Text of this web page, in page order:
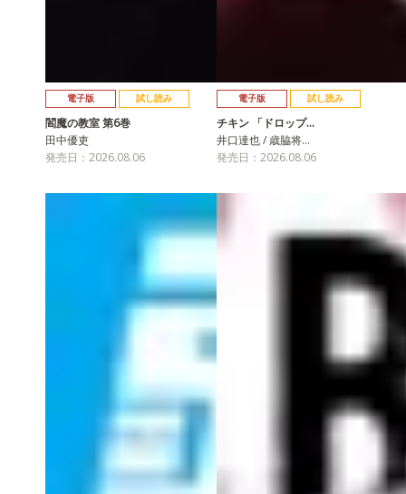
電子版 試し読み
閻魔の教室 第6巻
田中優吏
発売日：2026.08.06
電子版 試し読み
チキン 「ドロップ…
井口達也 / 歳脇将…
発売日：2026.08.06